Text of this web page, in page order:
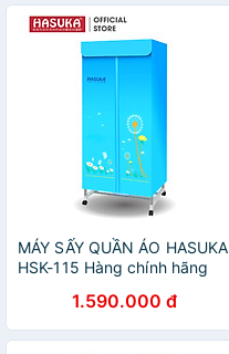
MÁY SẤY QUẦN ÁO HASUKA
HSK-115 Hàng chính hãng
1.590.000 đ